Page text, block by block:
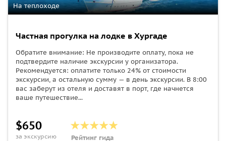
На теплоходе
Частная прогулка на лодке в Хургаде
Обратите внимание: Не производите оплату, пока не
подтвердите наличие экскурсии у организатора.
Рекомендуется: оплатите только 24% от стоимости
экскурсии, а остальную сумму — в день экскурсии. В 8:00
вас заберут из отеля и доставят в порт, где начнется
ваше путешествие...
$650
за экскурсию Рейтинг гида